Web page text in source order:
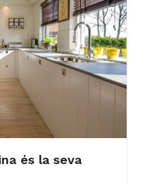
és la seva